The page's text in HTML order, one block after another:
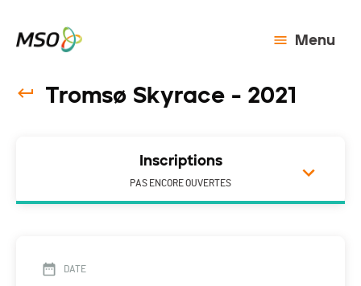
Menu
Tromsø Skyrace - 2021
Inscriptions
PAS ENCORE OUVERTES
DATE